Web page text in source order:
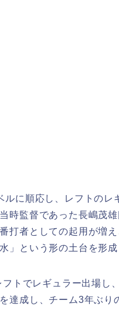
ルに順応し、レフトの
時監督であった長嶋茂
打者としての起用が増
」という形の土台を形成
トでレギュラー出場し
達成し、チーム3年ぶり